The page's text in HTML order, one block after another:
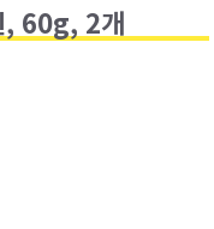
, 60g, 2개